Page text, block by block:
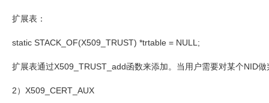
扩展表：
static STACK_OF(X509_TRUST) *trtable = NULL;
扩展表通过X509_TRUST_add函数来添加。当用户需要对某个NID做
2） X509_CERT_AUX